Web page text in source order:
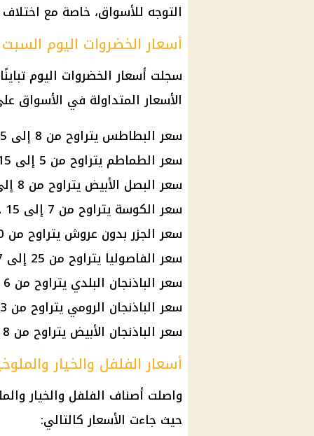
التوجه للأسواق، خاصة مع
أسعار الخضروات اليوم السبت 27 يونيو
سجلت أسعار الخضروات اليوم
الأسعار المتداولة في الأسواق
سعر البطاطس يتراوح من 8 إلى 15 جنيهًا.
سعر الطماطم يتراوح من 5 إلى 15 جنيهًا.
سعر البصل الأبيض يتراوح من 8 إلى 11 جنيهًا.
سعر الكوسة يتراوح من 7 إلى 15 جنيهًا.
سعر الجزربدون عروش يتراوح من 10 إلى 20 جنيهًا.
سعر الفاصوليا يتراوح من 25 إلى 37 جنيهًا.
سعر الباذنجان البلدي يتراوح من 6 إلى 12 جنيهًا.
سعر الباذنجان الرومي يتراوح من 3 إلى 8 جنيهات.
سعر الباذنجان الأبيض يتراوح من 8 إلى 12 جنيهًا.
أسعار الفلفل والخيار
واصلت أصناف الفلفل والخيار
حيث جاءت الأسعار كالتالي: